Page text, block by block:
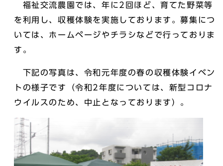
福祉交流農園では、年に2回ほど、育てた野菜等
を利用し、収穫体験を実施しております。募集につ
いては、ホームページやチラシなどで行っておりま
す。
下記の写真は、令和元年度の春の収穫体験イベン
トの様子です（令和2年度については、新型コロナ
ウイルスのため、中止となっております）。